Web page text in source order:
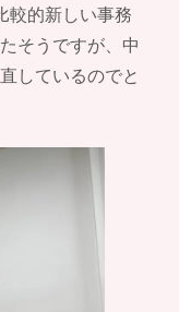
較的新しい事務
そうですが、中
しているのでと